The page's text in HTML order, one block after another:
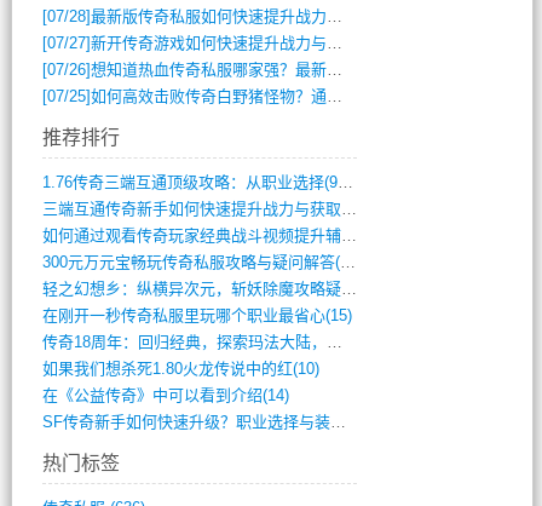
[07/28]最新版传奇私服如何快速提升战力与获取稀有装备？
[07/27]新开传奇游戏如何快速提升战力与获取稀有装备？
[07/26]想知道热血传奇私服哪家强？最新排行榜攻略全解析
[07/25]如何高效击败传奇白野猪怪物？通关技巧全解析
推荐排行
1.76传奇三端互通顶级攻略：从职业选择(972)
三端互通传奇新手如何快速提升战力与获取稀(379)
如何通过观看传奇玩家经典战斗视频提升辅助(661)
300元万元宝畅玩传奇私服攻略与疑问解答(828)
轻之幻想乡：纵横异次元，斩妖除魔攻略疑云(404)
在刚开一秒传奇私服里玩哪个职业最省心(15)
传奇18周年：回归经典，探索玛法大陆，寻(798)
如果我们想杀死1.80火龙传说中的红(10)
在《公益传奇》中可以看到介绍(14)
SF传奇新手如何快速升级？职业选择与装备(711)
热门标签